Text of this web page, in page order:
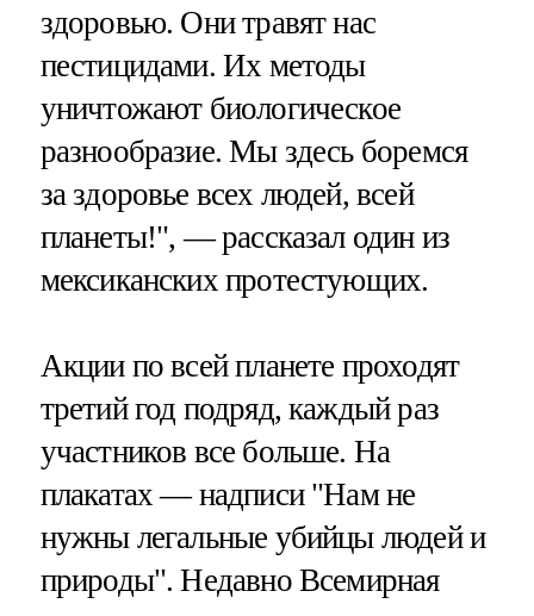
здоровью. Они травят нас
пестицидами. Их методы
уничтожают биологическое
разнообразие. Мы здесь боремся
за здоровье всех людей, всей
планеты!", — рассказал один из
мексиканских протестующих.
Акции по всей планете проходят
третий год подряд, каждый раз
участников все больше. На
плакатах — надписи "Нам не
нужны легальные убийцы людей и
природы". Недавно Всемирная